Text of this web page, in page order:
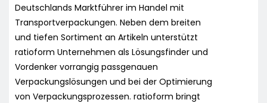
Deutschlands Marktführer im Handel mit
Transportverpackungen. Neben dem breiten
und tiefen Sortiment an Artikeln unterstützt
ratioform Unternehmen als Lösungsfinder und
Vordenker vorrangig passgenauen
Verpackungslösungen und bei der Optimierung
von Verpackungsprozessen. ratioform bringt